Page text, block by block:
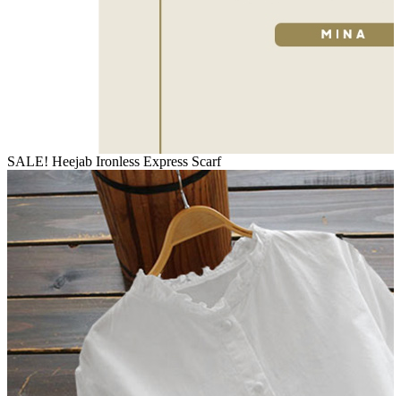
SALE! Heejab Ironless Express Scarf